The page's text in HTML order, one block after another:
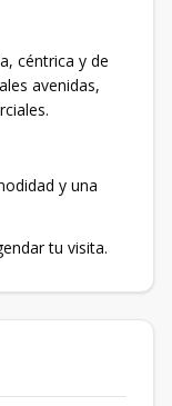
céntrica y de
avenidas,
y una
tu visita.